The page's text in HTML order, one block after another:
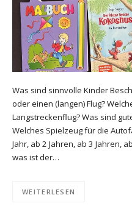
Was sind sinnvolle Kinder
oder einen (langen) Flug?
Langstreckenflug? Was sind
Welches Spielzeug für die
Jahr, ab 2 Jahren, ab 3 Jahren,
was ist der…
WEITERLESEN